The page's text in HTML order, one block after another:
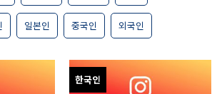
일본인 중국인 외국인
한국인